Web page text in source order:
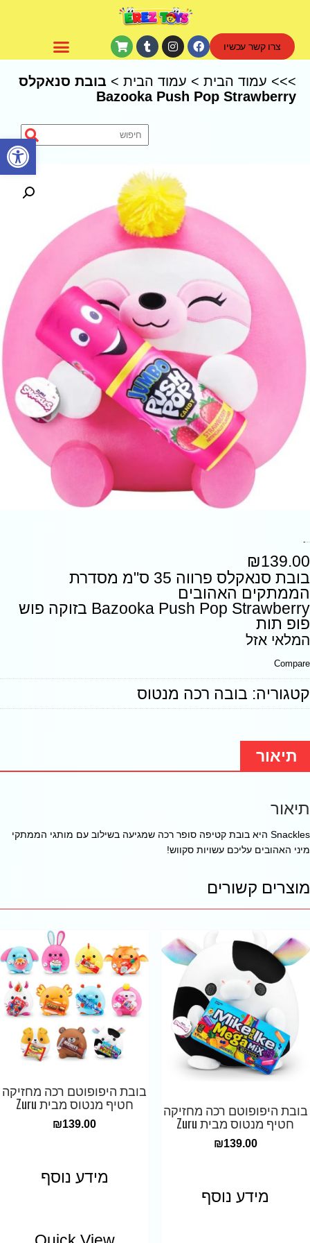
פתח סרגל נגישות
צרו קשר עכשיו
>>> עמוד הבית > עמוד הבית > בובת סנאקלס
Bazooka Push Pop Strawberry
₪139.00
בובת סנאקלס פרווה 35 ס"מ מסדרת
הממתקים האהובים
Bazooka Push Pop Strawberry בזוקה פוש
פופ תות
המלאי אזל
Compare
קטגוריה: בובה רכה מנטוס
תיאור
תיאור
Snackles היא בובת קטיפה סופר רכה שמגיעה בשילוב עם מותגי הממתקי
מיני האהובים עליכם עשויות סקווש!
מוצרים קשורים
בובת היפופוטם רכה מחזיקה
חטיף מנטוס מבית Zuru
₪139.00
מידע נוסף
בובת היפופוטם רכה מחזיקה
חטיף מנטוס מבית Zuru
₪139.00
מידע נוסף